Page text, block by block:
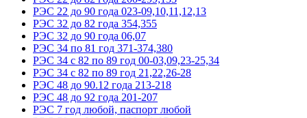
РЭС 22 до 90 года 023-09,10,11,12,13
РЭС 32 до 82 года 354,355
РЭС 32 до 90 года 06,07
РЭС 34 по 81 год 371-374,380
РЭС 34 с 82 по 89 год 00-03,09,23-25,34
РЭС 34 с 82 по 89 год 21,22,26-28
РЭС 48 до 90.12 года 213-218
РЭС 48 до 92 года 201-207
РЭС 7 год любой, паспорт любой